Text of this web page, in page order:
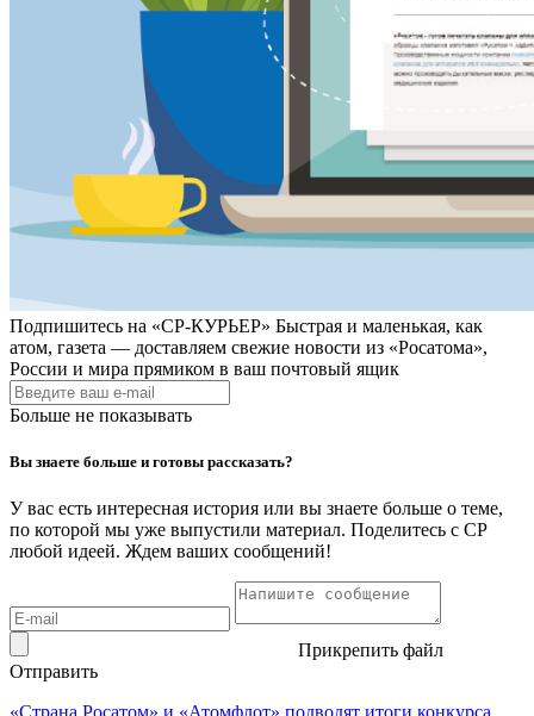
Подпишитесь на «СР-КУРЬЕР» Быстрая и маленькая, как
атом, газета — доставляем свежие новости из «Росатома»,
России и мира прямиком в ваш почтовый ящик
Больше не показывать
Вы знаете больше и готовы рассказать?
У вас есть интересная история или вы знаете больше о теме,
по которой мы уже выпустили материал. Поделитесь с СР
любой идеей. Ждем ваших сообщений!
Прикрепить файл
Отправить